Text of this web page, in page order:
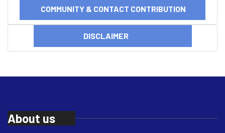
COMMUNITY & CONTACT CONTRIBUTION
DISCLAIMER
About us